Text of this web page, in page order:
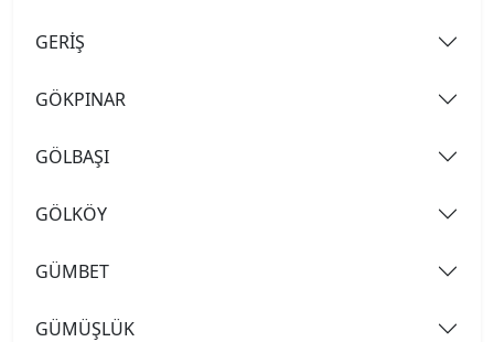
GERİŞ
GÖKPINAR
GÖLBAŞI
GÖLKÖY
GÜMBET
GÜMÜŞLÜK